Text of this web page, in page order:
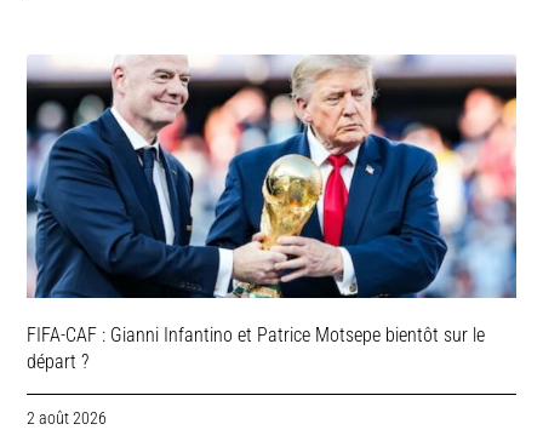
FIFA-CAF : Gianni Infantino et Patrice Motsepe bientôt sur le
départ ?
2 août 2026